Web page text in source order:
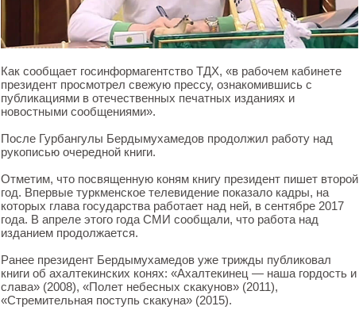
Как сообщает госинформагентство ТДХ, «в рабочем кабинете
президент просмотрел свежую прессу, ознакомившись с
публикациями в отечественных печатных изданиях и
новостными сообщениями».
После Гурбангулы Бердымухамедов продолжил работу над
рукописью очередной книги.
Отметим, что посвященную коням книгу президент пишет второй
год. Впервые туркменское телевидение показало кадры, на
которых глава государства работает над ней, в сентябре 2017
года. В апреле этого года СМИ сообщали, что работа над
изданием продолжается.
Ранее президент Бердымухамедов уже трижды публиковал
книги об ахалтекинских конях: «Ахалтекинец — наша гордость и
слава» (2008), «Полет небесных скакунов» (2011),
«Стремительная поступь скакуна» (2015).